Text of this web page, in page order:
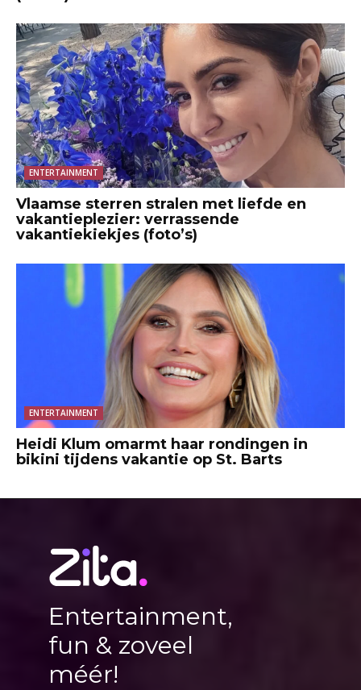
ENTERTAINMENT
Vlaamse sterren stralen met liefde en
vakantieplezier: verrassende
vakantiekiekjes (foto’s)
ENTERTAINMENT
Heidi Klum omarmt haar rondingen in
bikini tijdens vakantie op St. Barts
Entertainment,
fun & zoveel
méér!